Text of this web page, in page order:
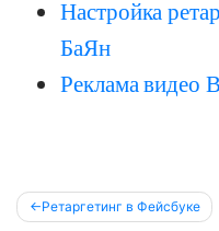
Настройка
БаЯн
Реклама видео
PostРетаргетинг в Фейсбуке